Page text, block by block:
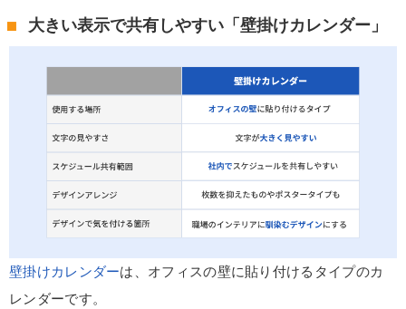
大きい表示で共有しやすい「壁掛けカレンダー」
壁掛けカレンダーは、オフィスの壁に貼り付けるタイプのカ
レンダーです。